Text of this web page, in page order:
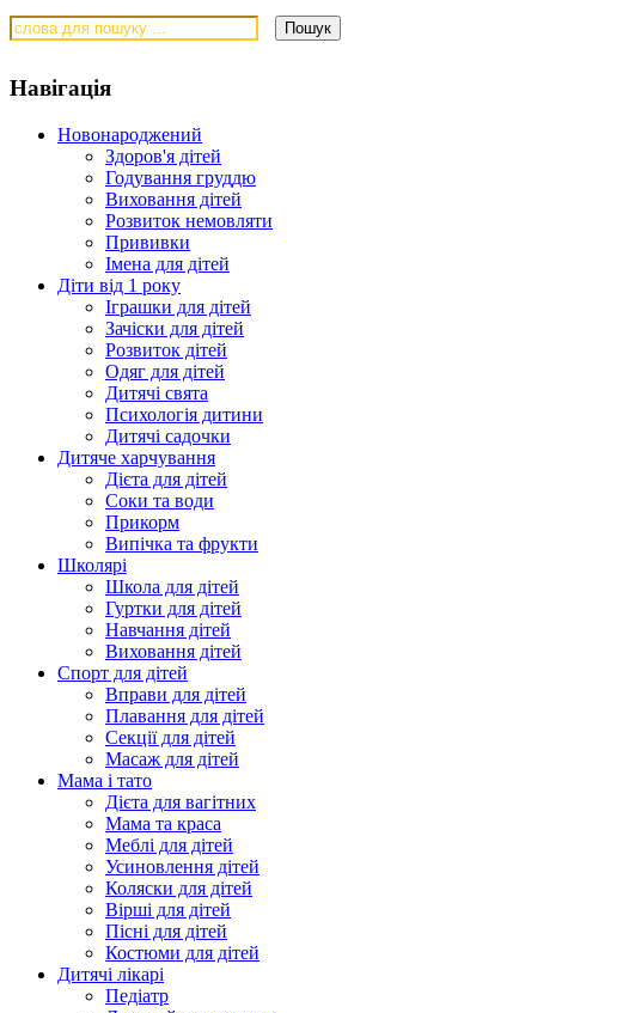
Навігація
Новонароджений
Здоров'я дітей
Годування груддю
Виховання дітей
Розвиток немовляти
Прививки
Імена для дітей
Діти від 1 року
Іграшки для дітей
Зачіски для дітей
Розвиток дітей
Одяг для дітей
Дитячі свята
Психологія дитини
Дитячі садочки
Дитяче харчування
Дієта для дітей
Соки та води
Прикорм
Випічка та фрукти
Школярі
Школа для дітей
Гуртки для дітей
Навчання дітей
Виховання дітей
Спорт для дітей
Вправи для дітей
Плавання для дітей
Секції для дітей
Масаж для дітей
Мама і тато
Дієта для вагітних
Мама та краса
Меблі для дітей
Усиновлення дітей
Коляски для дітей
Вірші для дітей
Пісні для дітей
Костюми для дітей
Дитячі лікарі
Педіатр